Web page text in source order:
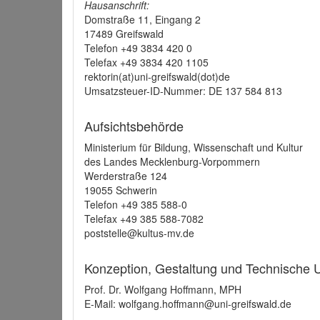
Hausanschrift:
Domstraße 11, Eingang 2
17489 Greifswald
Telefon +49 3834 420 0
Telefax +49 3834 420 1105
rektorin(at)uni-greifswald(dot)de
Umsatzsteuer-ID-Nummer: DE 137 584 813
Aufsichtsbehörde
Ministerium für Bildung, Wissenschaft und Kultur
des Landes Mecklenburg-Vorpommern
Werderstraße 124
19055 Schwerin
Telefon +49 385 588-0
Telefax +49 385 588-7082
poststelle@kultus-mv.de
Konzeption, Gestaltung und Technische
Prof. Dr. Wolfgang Hoffmann, MPH
E-Mail: wolfgang.hoffmann@uni-greifswald.de